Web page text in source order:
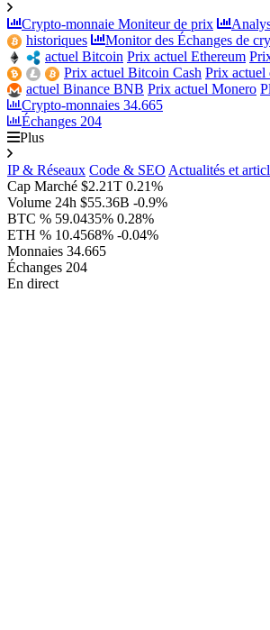
Crypto-monnaie Moniteur de prix
historiques
Monitor des Échanges de
actuel Bitcoin Prix actuel Ethereum
Prix actuel Bitcoin Cash Prix actuel
actuel Binance BNB Prix actuel Monero
Crypto-monnaies 34.665
Échanges 204
Plus
IP & Réseaux Code & SEO Actualités et
Cap Marché $2.21T 0.21%
Volume 24h $55.36B -0.9%
BTC % 59.0435% 0.28%
ETH % 10.4568% -0.04%
Monnaies 34.665
Échanges 204
En direct